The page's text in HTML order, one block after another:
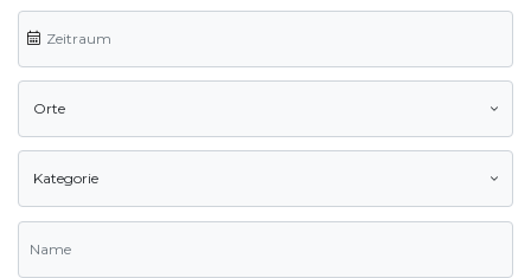
Orte
Kategorie